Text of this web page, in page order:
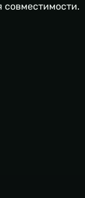
совместимости.